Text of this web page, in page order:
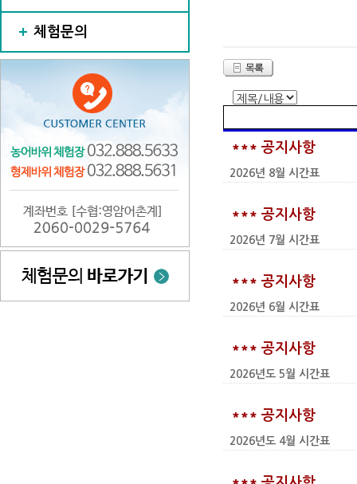
체험문의
*** 공지사항
2026년 8월 시간표
*** 공지사항
2026년 7월 시간표
*** 공지사항
2026년 6월 시간표
*** 공지사항
2026년도 5월 시간표
*** 공지사항
2026년도 4월 시간표